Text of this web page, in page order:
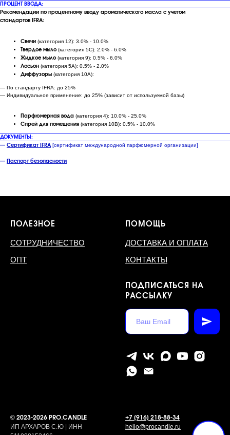
ПРОЦЕНТ ВВОДА:
Рекомендации по процентному вводу ароматического масла с учетом
стандартов IFRA:
Свечи (категория 12): 3.0% - 10.0%
Твердое мыло(категория 5C): 2.0% - 6.0%
Жидкое мыло(категория 9): 0.5% - 6.0%
Лосьон (категория 5A): 0.5% - 2.0%
Диффузоры (категория 10A):
— По стандарту IFRA: до 25%
— Индивидуальное применение: до 25% (зависит от используемой базы)
Парфюмерная вода (категория 4): 10.0% - 25.0%
Спрей для помещения (категория 10B): 0.5% - 10.0%
ДОКУМЕНТЫ:
— Сертификат IFRA [сертификат международной парфюмерной организации]
— Паспорт безопасности
ПОЛЕЗНОЕ
СОТРУДНИЧЕСТВО
ОПТ
ПОМОЩЬ
ДОСТАВКА И ОПЛАТА
КОНТАКТЫ
ПОДПИСАТЬСЯ НА
РАССЫЛКУ
© 2023-2026 PRO.CANDLE
ИП АРХАРОВ С.Ю | ИНН
+7 [916] 218-88-34
hello@procandle.ru